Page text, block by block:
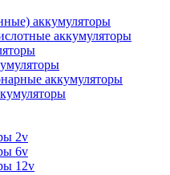
аккумуляторы
аккумуляторы
аккумуляторы
2v
6v
12v